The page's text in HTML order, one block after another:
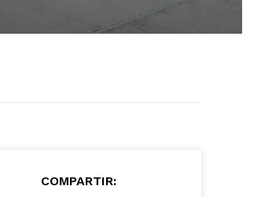
COMPARTIR: